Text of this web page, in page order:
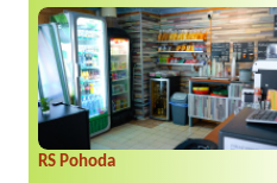
RS Pohoda